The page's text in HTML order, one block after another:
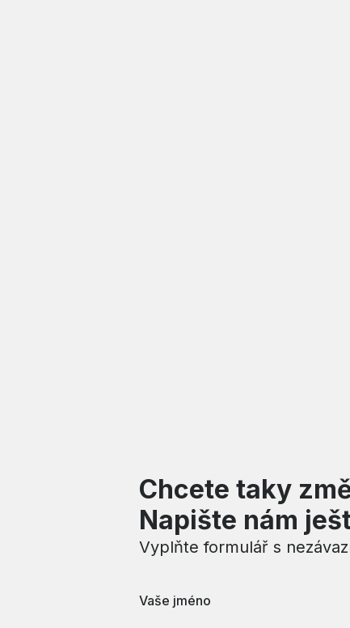
Chcete taky
Napište nám
Vyplňte formulář s
Vaše jméno